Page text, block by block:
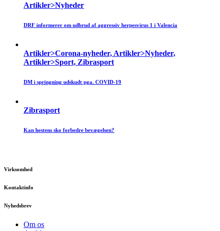
Artikler>Nyheder
DRF informerer om udbrud af aggressiv herpesvirus 1 i Valencia
Artikler>Corona-nyheder, Artikler>Nyheder,
Artikler>Sport, Zibrasport
DM i springning udskudt pga. COVID-19
Zibrasport
Kan hestens sko forbedre bevægelsen?
Virksomhed
Kontaktinfo
Nyhedsbrev
Om os